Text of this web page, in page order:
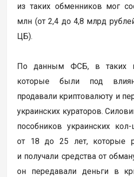
из таких обменников мог
млн (от 2,4 до 4,8 млрд
ЦБ).
По данным ФСБ, в таких
которые были под
продавали криптовалюту и
украинских кураторов.
пособников украинских
от 18 до 25 лет, которые
и получали средства от
он передавали деньги в